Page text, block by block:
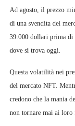
Ad agosto, il prezzo
di una svendita del
39.000 dollari prima di
dove si trova oggi.
Questa volatilità nei
del mercato NFT.
credono che la mania
non tornare mai ai loro